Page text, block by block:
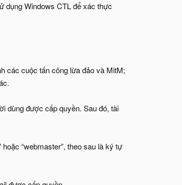
dụng Windows CTL để xác thực
các cuộc tấn công lừa đảo và MitM;
dùng được cấp quyền. Sau đó, tài
“webmaster”, theo sau là ký tự